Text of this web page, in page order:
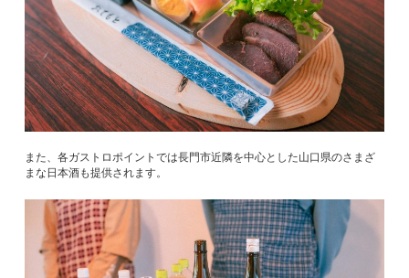
また、各ガストロポイントでは長門市近隣を中心とした山口県のさまざ
まな日本酒も提供されます。